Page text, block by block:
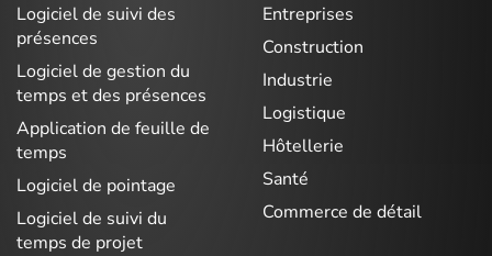
Logiciel de suivi des
présences
Logiciel de gestion du
temps et des présences
Application de feuille de
temps
Logiciel de pointage
Logiciel de suivi du
temps de projet
Entreprises
Construction
Industrie
Logistique
Hôtellerie
Santé
Commerce de détail